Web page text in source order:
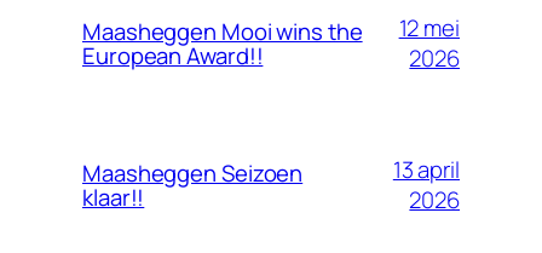
Maasheggen Mooi wins the
European Award!!
12 mei
2026
Maasheggen Seizoen
klaar!!
13 april
2026